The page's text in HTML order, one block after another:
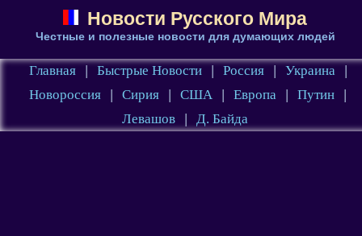
Новости Русского Мира
Честные и полезные новости для думающих людей
Главная | Быстрые Новости | Россия | Украина
|
Новороссия
| Сирия | США | Европа | Путин
|
Левашов
| Д. Байда